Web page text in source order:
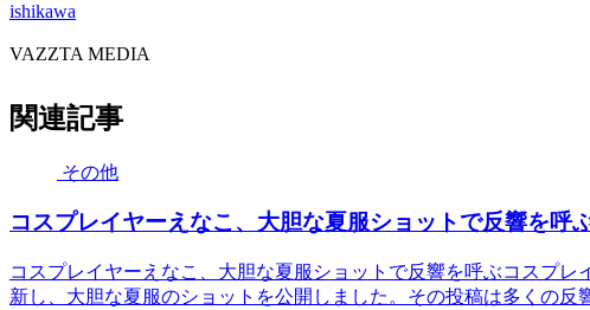
ishikawa
VAZZTA MEDIA
関連記事
その他
コスプレイヤーえなこ、大胆な夏服ショットで反響を呼
コスプレイヤーえなこ、大胆な夏服ショットで反響を呼ぶコスプ
新し、大胆な夏服のショットを公開しました。その投稿は多くの